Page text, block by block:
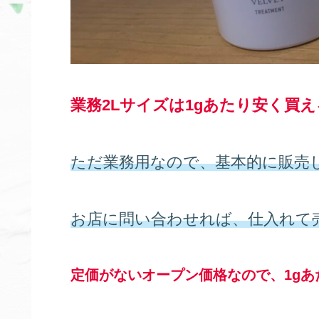
業務2Lサイズは1gあたり安く買
ただ業務用なので、基本的に販
お店に問い合わせれば、仕入れ
定価がないオープン価格なので、1g